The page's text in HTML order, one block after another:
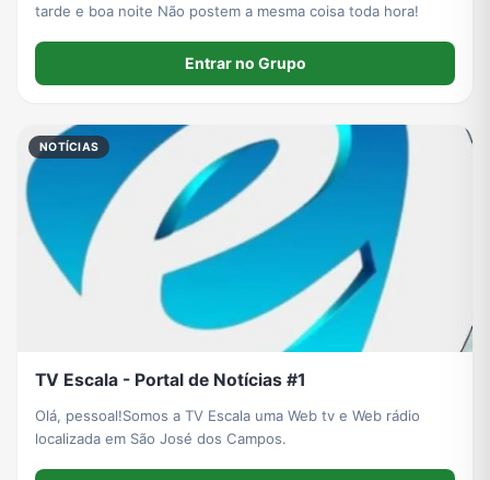
tarde e boa noite Não postem a mesma coisa toda hora!
Entrar no Grupo
NOTÍCIAS
TV Escala - Portal de Notícias #1
Olá, pessoal!Somos a TV Escala uma Web tv e Web rádio
localizada em São José dos Campos.